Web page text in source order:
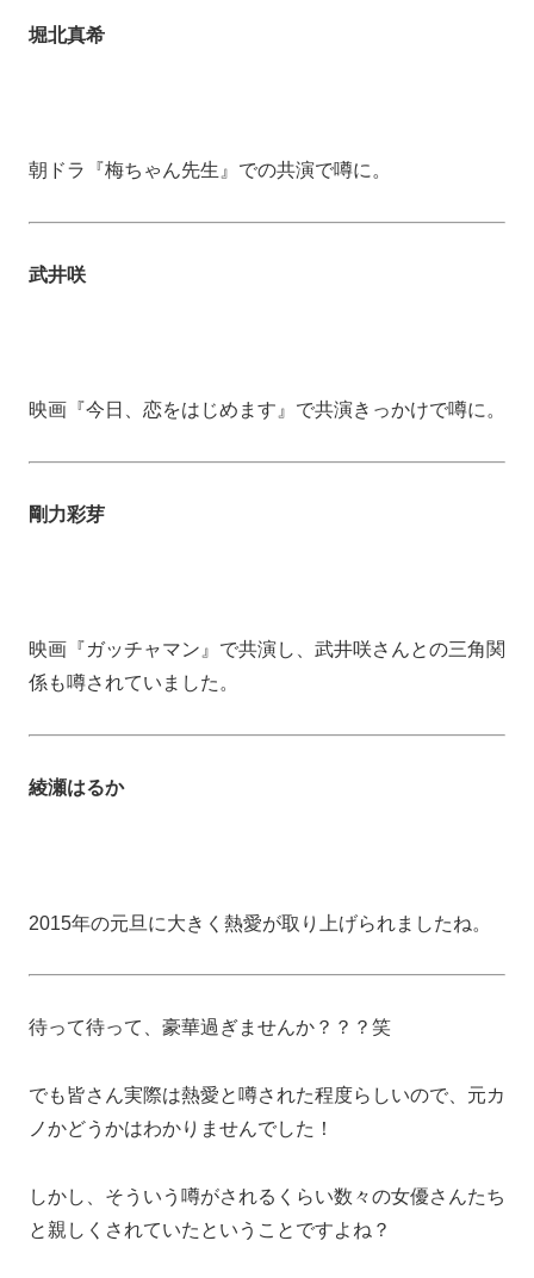
堀北真希
朝ドラ『梅ちゃん先生』での共演で噂に。
武井咲
映画『今日、恋をはじめます』で共演きっかけで噂に。
剛力彩芽
映画『ガッチャマン』で共演し、武井咲さんとの三角関
係も噂されていました。
綾瀬はるか
2015年の元旦に大きく熱愛が取り上げられましたね。
待って待って、豪華過ぎませんか？？？笑
でも皆さん実際は熱愛と噂された程度らしいので、元カ
ノかどうかはわかりませんでした！
しかし、そういう噂がされるくらい数々の女優さんたち
と親しくされていたということですよね？